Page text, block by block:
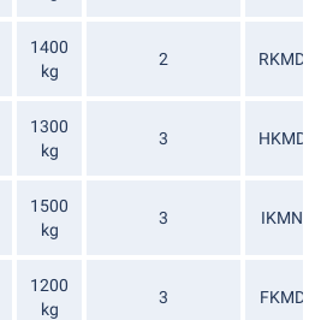
1400
kg
2 RKMD
1300
kg
3 HKMD
1500
kg
3 IKMN
1200
kg
3 FKMD